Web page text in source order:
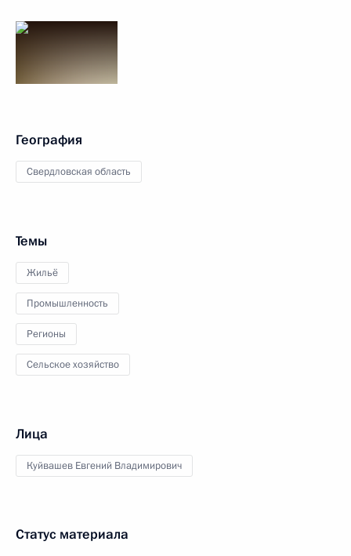
География
Свердловская область
Темы
Жильё
Промышленность
Регионы
Сельское хозяйство
Лица
Куйвашев Евгений Владимирович
Статус материала